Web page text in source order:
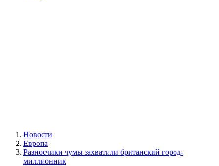
Новости
Европа
Разносчики чумы захватили британский город-
миллионник